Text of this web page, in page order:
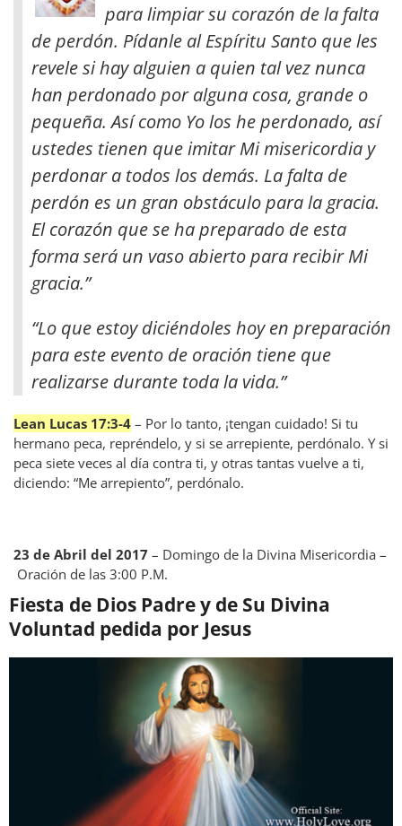
para limpiar su corazón de la falta
de perdón. Pídanle al Espíritu Santo que les
revele si hay alguien a quien tal vez nunca
han perdonado por alguna cosa, grande o
pequeña. Así como Yo los he perdonado, así
ustedes tienen que imitar Mi misericordia y
perdonar a todos los demás. La falta de
perdón es un gran obstáculo para la gracia.
El corazón que se ha preparado de esta
forma será un vaso abierto para recibir Mi
gracia.”
“Lo que estoy diciéndoles hoy en preparación
para este evento de oración tiene que
realizarse durante toda la vida.”
Lean Lucas 17:3-4 – Por lo tanto, ¡tengan cuidado! Si tu
hermano peca, repréndelo, y si se arrepiente, perdónalo. Y si
peca siete veces al día contra ti, y otras tantas vuelve a ti,
diciendo: “Me arrepiento”, perdónalo.
23 de Abril del 2017 – Domingo de la Divina Misericordia –
Oración de las 3:00 P.M.
Fiesta de Dios Padre y de Su Divina
Voluntad pedida por Jesus